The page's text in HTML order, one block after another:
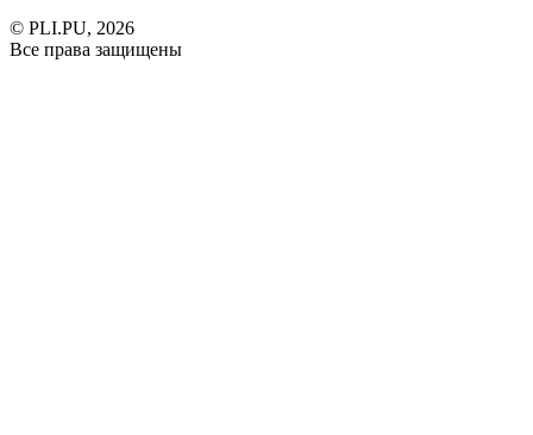
© PLI.PU, 2026
Все права защищены